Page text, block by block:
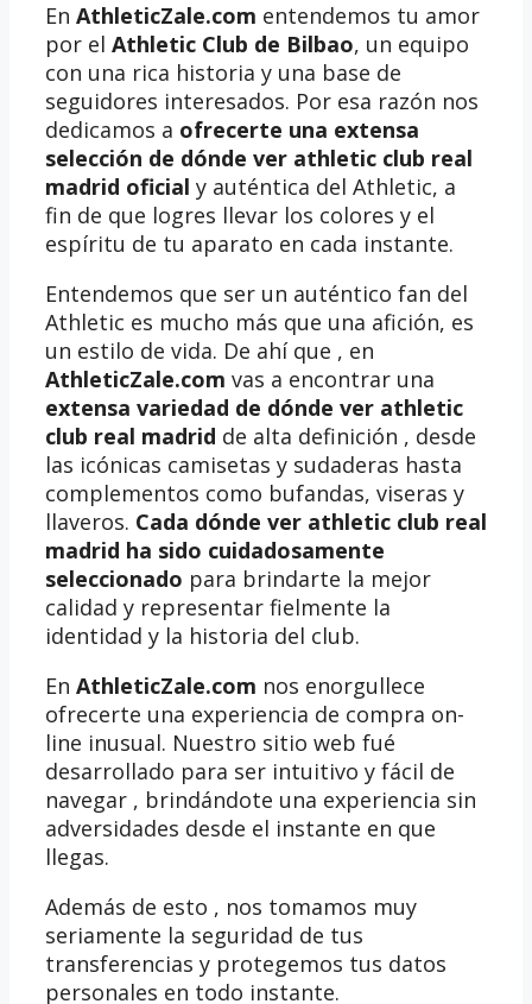
En AthleticZale.com entendemos tu amor
por el Athletic Club de Bilbao, un equipo
con una rica historia y una base de
seguidores interesados. Por esa razón nos
dedicamos a ofrecerte una extensa
selección de dónde ver athletic club real
madrid oficial y auténtica del Athletic, a
fin de que logres llevar los colores y el
espíritu de tu aparato en cada instante.
Entendemos que ser un auténtico fan del
Athletic es mucho más que una afición, es
un estilo de vida. De ahí que , en
AthleticZale.com vas a encontrar una
extensa variedad de dónde ver athletic
club real madrid de alta definición , desde
las icónicas camisetas y sudaderas hasta
complementos como bufandas, viseras y
llaveros. Cada dónde ver athletic club real
madrid ha sido cuidadosamente
seleccionado para brindarte la mejor
calidad y representar fielmente la
identidad y la historia del club.
En AthleticZale.com nos enorgullece
ofrecerte una experiencia de compra on-
line inusual. Nuestro sitio web fué
desarrollado para ser intuitivo y fácil de
navegar , brindándote una experiencia sin
adversidades desde el instante en que
llegas.
Además de esto , nos tomamos muy
seriamente la seguridad de tus
transferencias y protegemos tus datos
personales en todo instante.